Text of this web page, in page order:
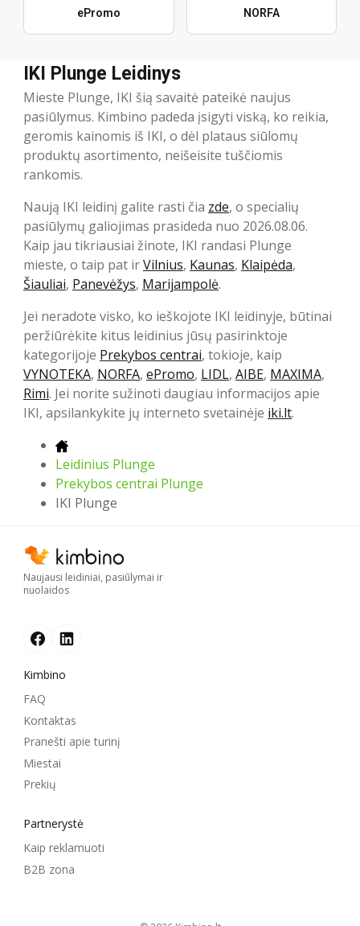
ePromo NORFA
IKI Plunge Leidinys
Mieste Plunge, IKI šią savaitė pateikė naujus
pasiūlymus. Kimbino padeda įsigyti viską, ko reikia,
geromis kainomis iš IKI, o dėl plataus siūlomų
produktų asortimento, neišeisite tuščiomis
rankomis.
Naują IKI leidinį galite rasti čia zde, o specialių
pasiūlymų galiojimas prasideda nuo 2026.08.06.
Kaip jau tikriausiai žinote, IKI randasi Plunge
mieste, o taip pat irVilnius, Kaunas, Klaipėda,
Šiauliai, Panevėžys, Marijampolė.
Jei neradote visko, ko ieškojote IKI leidinyje, būtinai
peržiūrėkite kitus leidinius jūsų pasirinktoje
kategorijoje Prekybos centrai, tokioje, kaip
VYNOTEKA, NORFA, ePromo, LIDL, AIBE, MAXIMA,
Rimi. Jei norite sužinoti daugiau informacijos apie
IKI, apsilankykite jų interneto svetainėje iki.lt.
Leidinius Plunge
Prekybos centrai Plunge
IKI Plunge
Naujausi leidiniai, pasiūlymai ir
nuolaidos
Kimbino
FAQ
Kontaktas
Pranešti apie turinį
Miestai
Prekių
Partnerystė
Kaip reklamuoti
B2B zona